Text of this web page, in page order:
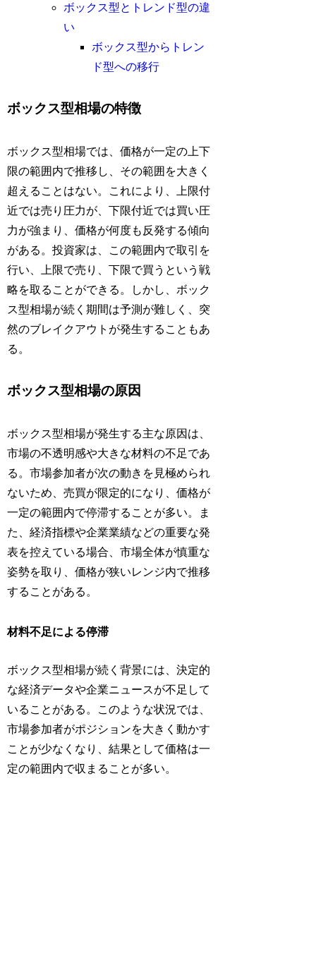
ボックス型とトレンド型の違
い
ボックス型からトレン
ド型への移行
ボックス型相場の特徴
ボックス型相場では、価格が一定の上下
限の範囲内で推移し、その範囲を大きく
超えることはない。これにより、上限付
近では売り圧力が、下限付近では買い圧
力が強まり、価格が何度も反発する傾向
がある。投資家は、この範囲内で取引を
行い、上限で売り、下限で買うという戦
略を取ることができる。しかし、ボック
ス型相場が続く期間は予測が難しく、突
然のブレイクアウトが発生することもあ
る。
ボックス型相場の原因
ボックス型相場が発生する主な原因は、
市場の不透明感や大きな材料の不足であ
る。市場参加者が次の動きを見極められ
ないため、売買が限定的になり、価格が
一定の範囲内で停滞することが多い。ま
た、経済指標や企業業績などの重要な発
表を控えている場合、市場全体が慎重な
姿勢を取り、価格が狭いレンジ内で推移
することがある。
材料不足による停滞
ボックス型相場が続く背景には、決定的
な経済データや企業ニュースが不足して
いることがある。このような状況では、
市場参加者がポジションを大きく動かす
ことが少なくなり、結果として価格は一
定の範囲内で収まることが多い。